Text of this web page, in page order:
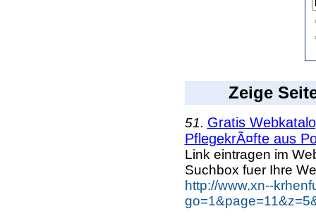
Zeige
51. Gratis
PflegekrÃ¤fte aus
Link eintragen im
Suchbox fuer Ihre
http://www.xn--